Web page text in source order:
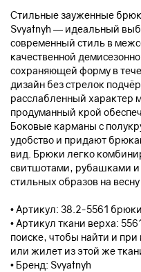
Стильные зауженные
Svyatnyh — идеальный
современный стиль в
качественной
сохраняющей форму в
дизайн без стрелок
расслабленный характер
продуманный крой
Боковые карманы с
удобство и придают
вид. Брюки легко
свитшотами, рубашками и
стильных образов на весну
• Артикул: 38.2-5561 брюки
• Артикул ткани верха:
поиске, чтобы найти и
или жилет из этой же
• Бренд: Svyatnyh